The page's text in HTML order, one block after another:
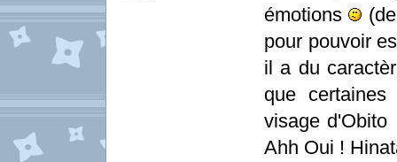
émotions
pour pouvoir
il a du
que
visage
Ahh Oui !